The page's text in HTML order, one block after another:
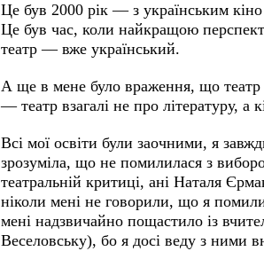
Це був 2000 рік — з українським кіно
Це був час, коли найкращою
театр — вже український.
А ще в мене було враження, що театр
— театр взагалі не про літературу,
Всі мої освіти були заочними, я
зрозуміла, що не помилилася з
театральній критиці, ані Наталя
ніколи мені не говорили, що я
мені надзвичайно пощастило із
Веселовську), бо я досі веду з ними